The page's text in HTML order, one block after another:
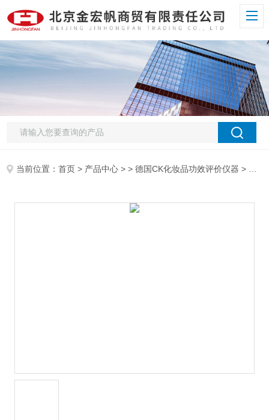
当前位置：首页 > 产品中心 > >德国CK化妆品功效评价仪器 > MPA2 Pro皮肤水分和经皮水分流失测试仪